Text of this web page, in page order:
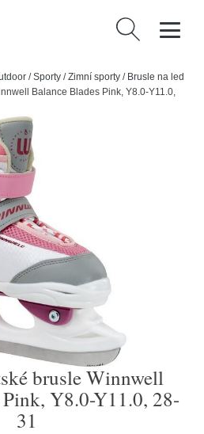
Vyhledávání
/Sporty /Zimní sporty / Brusle na led
Balance Blades Pink, Y8.0-Y11.0,
brusle Winnwell
Y8.0-Y11.0, 28-
31